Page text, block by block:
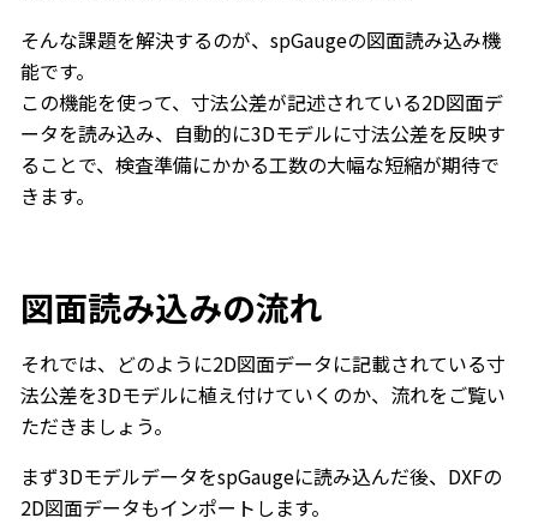
そんな課題を解決するのが、spGaugeの図面読み込み機
能です。
この機能を使って、寸法公差が記述されている2D図面デ
ータを読み込み、自動的に3Dモデルに寸法公差を反映す
ることで、検査準備にかかる工数の大幅な短縮が期待で
きます。
図面読み込みの流れ
それでは、どのように2D図面データに記載されている寸
法公差を3Dモデルに植え付けていくのか、流れをご覧い
ただきましょう。
まず3DモデルデータをspGaugeに読み込んだ後、DXFの
2D図面データもインポートします。